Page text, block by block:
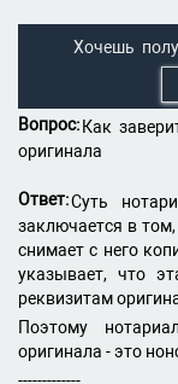
Хочешь
Вопрос: Как
оригинала
Ответ:Суть
заключается в
снимает с него
указывает, что
реквизитам
Поэтому
оригинала - это